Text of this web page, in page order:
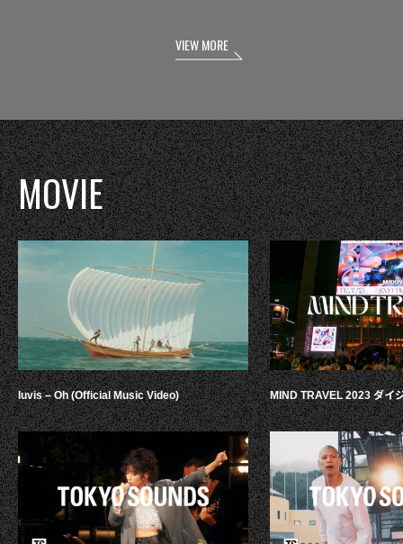
VIEW MORE
MOVIE
luvis – Oh (Official Music Video) MIND TRAVEL 2023 ダイ